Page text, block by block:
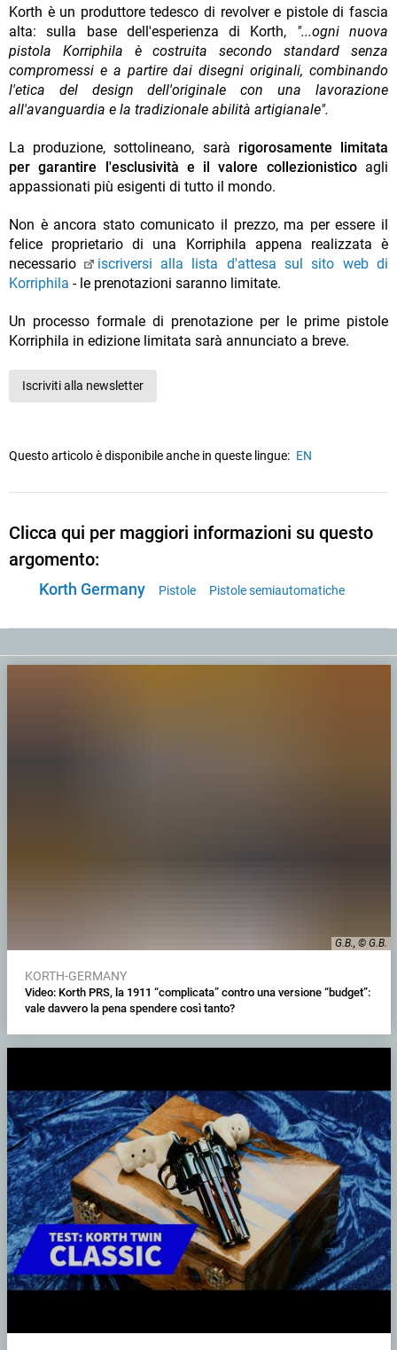
Korth è un produttore tedesco di revolver e pistole di fascia
alta: sulla base dell'esperienza di Korth, "...ogni nuova
pistola Korriphila è costruita secondo standard senza
compromessi e a partire dai disegni originali, combinando
l'etica del design dell'originale con una lavorazione
all'avanguardia e la tradizionale abilità artigianale".
La produzione, sottolineano, sarà rigorosamente limitata
per garantire l'esclusività e il valore collezionisticoagli
appassionati più esigenti di tutto il mondo.
Non è ancora stato comunicato il prezzo, ma per essere il
felice proprietario di una Korriphila appena realizzata è
necessario
iscriversi alla lista d'attesa sul sito web di
Korriphila - le prenotazioni saranno limitate.
Un processo formale di prenotazione per le prime pistole
Korriphila in edizione limitata sarà annunciato a breve.
Iscriviti alla newsletter
Questo articolo è disponibile anche in queste lingue: EN
Clicca qui per maggiori informazioni su questo
argomento:
Korth Germany Pistole Pistole semiautomatiche
G.B., © G.B.
KORTH-GERMANY
Video: Korth PRS, la 1911 “complicata” contro una versione “budget”:
vale davvero la pena spendere così tanto?